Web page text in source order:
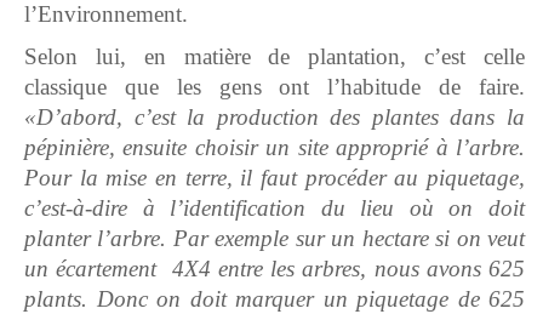
l’Environnement.
Selon lui, en matière de plantation, c’est celle
classique que les gens ont l’habitude de faire.
«D’abord, c’est la production des plantes dans la
pépinière, ensuite choisir un site approprié à l’arbre.
Pour la mise en terre, il faut procéder au piquetage,
c’est-à-dire à l’identification du lieu où on doit
planter l’arbre. Par exemple sur un hectare si on veut
un écartement 4X4 entre les arbres, nous avons 625
plants. Donc on doit marquer un piquetage de 625